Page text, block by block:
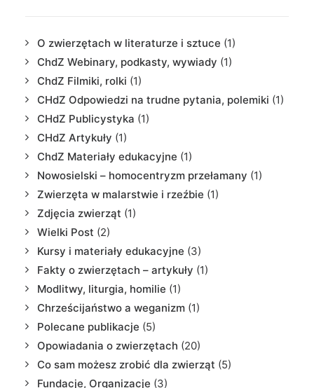
O zwierzętach w literaturze i sztuce (1)
ChdZ Webinary, podkasty, wywiady (1)
ChdZ Filmiki, rolki (1)
CHdZ Odpowiedzi na trudne pytania, polemiki (1)
CHdZ Publicystyka (1)
CHdZ Artykuły (1)
ChdZ Materiały edukacyjne (1)
Nowosielski – homocentryzm przełamany (1)
Zwierzęta w malarstwie i rzeźbie (1)
Zdjęcia zwierząt (1)
Wielki Post (2)
Kursy i materiały edukacyjne (3)
Fakty o zwierzętach – artykuły (1)
Modlitwy, liturgia, homilie (1)
Chrześcijaństwo a weganizm (1)
Polecane publikacje (5)
Opowiadania o zwierzętach (20)
Co sam możesz zrobić dla zwierząt (5)
Fundacje, Organizacje (3)